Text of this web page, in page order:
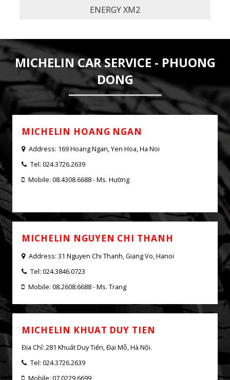
PILOT SPORT 4 S
ENERGY XM2
MICHELIN CAR SERVICE - PHUONG
DONG